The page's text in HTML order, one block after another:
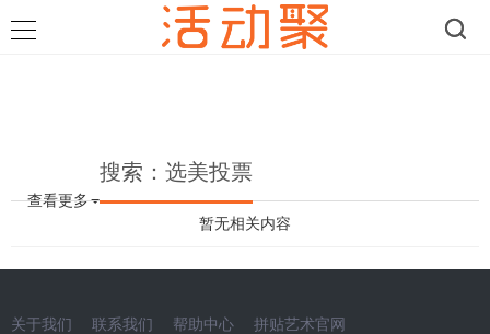
查看更多
搜索：选美投票
暂无相关内容
关于我们 联系我们 帮助中心
拼贴艺术官网